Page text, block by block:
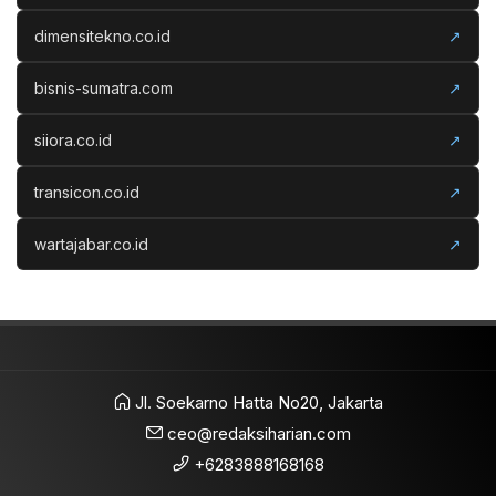
dimensitekno.co.id ↗
bisnis-sumatra.com ↗
siiora.co.id ↗
transicon.co.id ↗
wartajabar.co.id ↗
Jl. Soekarno Hatta No20, Jakarta
ceo@redaksiharian.com
+6283888168168